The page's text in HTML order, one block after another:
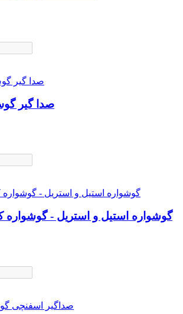
صدا گیر گوش
گوشواره استیل و استریل - گوشواره